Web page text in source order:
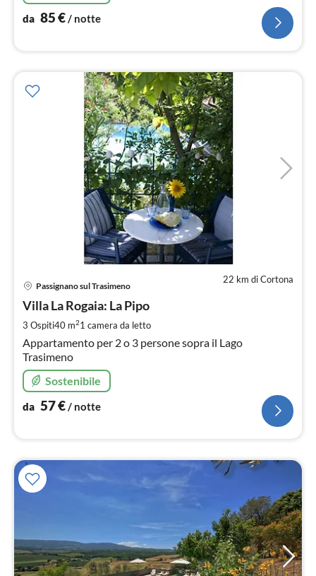
da 85€/ notte
22 km di Cortona
Passignano sul Trasimeno
Villa La Rogaia: La Pipo
3 Ospiti40 m21 camera da letto
Appartamento per 2 o 3 persone sopra il Lago
Trasimeno
Sostenibile
da 57€/ notte